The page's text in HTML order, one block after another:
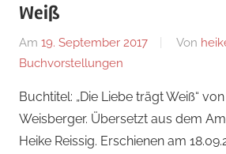
Weiß
Am 19. September 2017 Von
Buchvorstellungen
Buchtitel: „Die Liebe trägt Weiß“
Weisberger. Übersetzt aus dem
Heike Reissig. Erschienen am